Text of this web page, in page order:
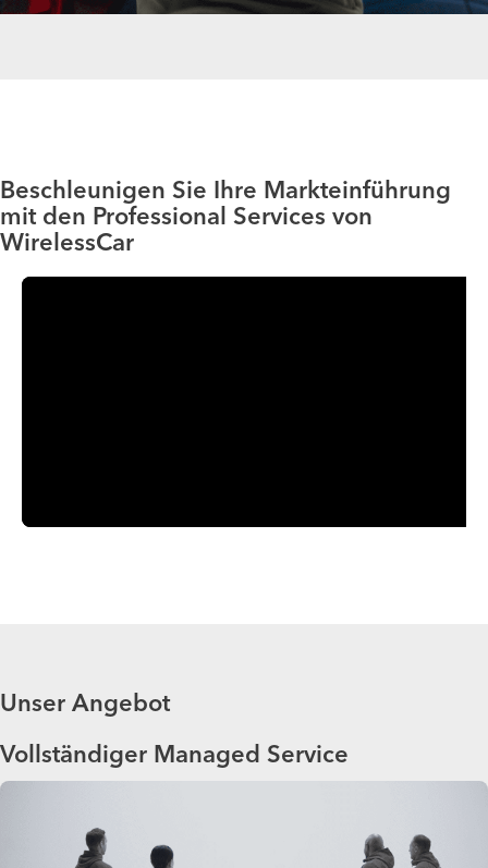
Beschleunigen Sie Ihre Markteinführung
mit den Professional Services von
WirelessCar
Unser Angebot
Vollständiger Managed Service